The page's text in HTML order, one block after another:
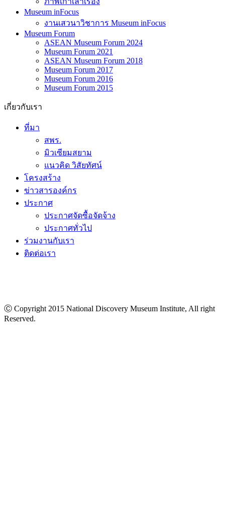
Museum inFocus
งานเสวนาวิชาการ Museum inFocus
Museum Forum
ASEAN Museum Forum 2024
Museum Forum 2021
ASEAN Museum Forum 2018
Museum Forum 2017
Museum Forum 2016
Museum Forum 2015
เกี่ยวกับเรา
ที่มา
สพร.
มิวเซียมสยาม
แนวคิด วิสัยทัศน์
โครงสร้าง
ข่าวสารองค์กร
ประกาศ
ประกาศจัดซื้อจัดจ้าง
ประกาศทั่วไป
ร่วมงานกับเรา
ติดต่อเรา
Ⓒ Copyright 2015 National Discovery Museum Institute, All right
Reserved.